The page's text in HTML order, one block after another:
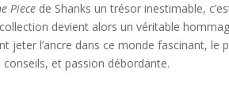
Piece de Shanks un trésor inestimable,
devient alors un véritable
jeter l’ancre dans ce monde fascinant,
et passion débordante.